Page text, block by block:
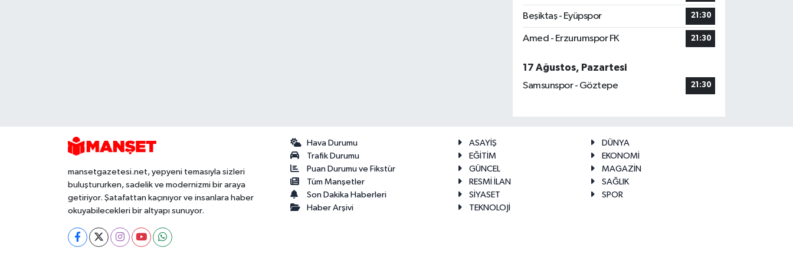
Beşiktaş - Eyüpspor 21:30
Amed - Erzurumspor FK 21:30
17 Ağustos, Pazartesi
Samsunspor - Göztepe
21:30
mansetgazetesi.net, yepyeni temasıyla sizleri
buluştururken, sadelik ve modernizmi bir araya
getiriyor. Şatafattan kaçınıyor ve insanlara haber
okuyabilecekleri bir altyapı sunuyor.
Hava Durumu
Trafik Durumu
Puan Durumu ve Fikstür
Tüm Manşetler
Son Dakika Haberleri
Haber Arşivi
ASAYİŞ
DÜNYA
EĞİTİM
EKONOMİ
GÜNCEL
MAGAZİN
RESMİ İLAN
SAĞLIK
SİYASET
SPOR
TEKNOLOJİ